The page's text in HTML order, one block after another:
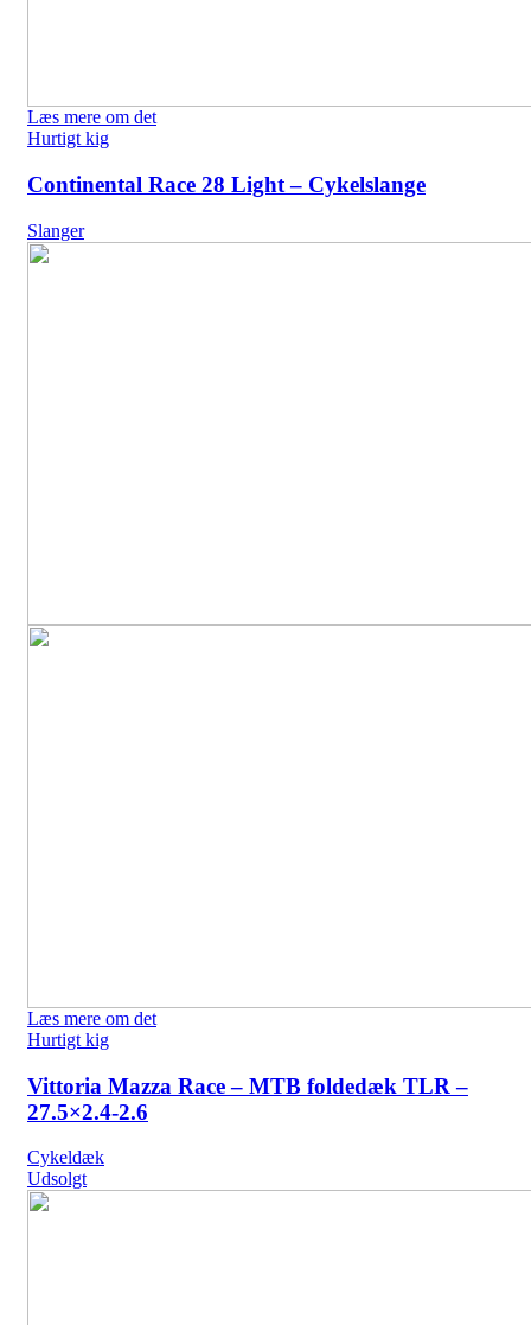
Læs mere om det
Hurtigt kig
Continental Race 28 Light – Cykelslange
Slanger
Læs mere om det
Hurtigt kig
Vittoria Mazza Race – MTB foldedæk TLR –
27.5×2.4-2.6
Cykeldæk
Udsolgt